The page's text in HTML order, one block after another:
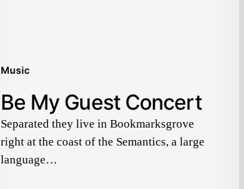
Music
Be My Guest Concert
Separated they live in Bookmarksgrove
right at the coast of the Semantics, a large
language…